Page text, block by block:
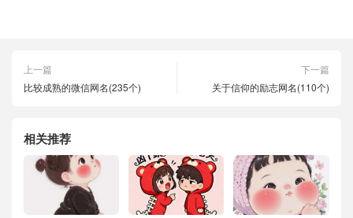
上一篇
比较成熟的微信网名(235个)
下一篇
关于信仰的励志网名(110个)
相关推荐